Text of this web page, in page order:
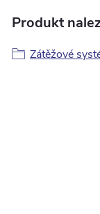
Produkt
Zátěžové